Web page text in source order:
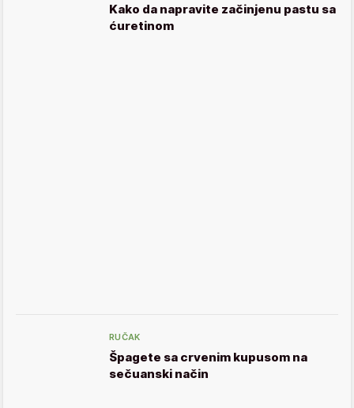
Kako da napravite začinjenu pastu sa
ćuretinom
RUČAK
Špagete sa crvenim kupusom na
sečuanski način